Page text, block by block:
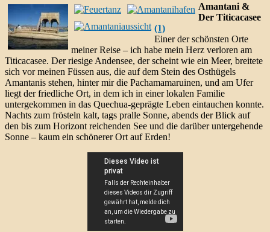
Amantani &
Der Titicacasee
(1)
Einer der schönsten Orte
meiner Reise – ich habe mein Herz verloren am
Titicacasee. Der riesige Andensee, der scheint wie ein Meer, breitete
sich vor meinen Füssen aus, die auf dem Stein des Osthügels
Amantanis stehen, hinter mir die Pachamamaruinen, und am Ufer
liegt der friedliche Ort, in dem ich in einer lokalen Familie
untergekommen in das Quechua-geprägte Leben eintauchen konnte.
Nachts zum frösteln kalt, tags pralle Sonne, abends der Blick auf
den bis zum Horizont reichenden See und die darüber untergehende
Sonne – kaum ein schönerer Ort auf Erden!